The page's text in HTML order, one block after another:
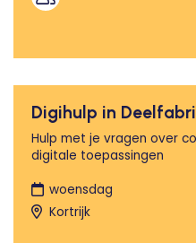
Digihulp in
Hulp met je vragen over
digitale toepassingen
woensdag
Kortrijk